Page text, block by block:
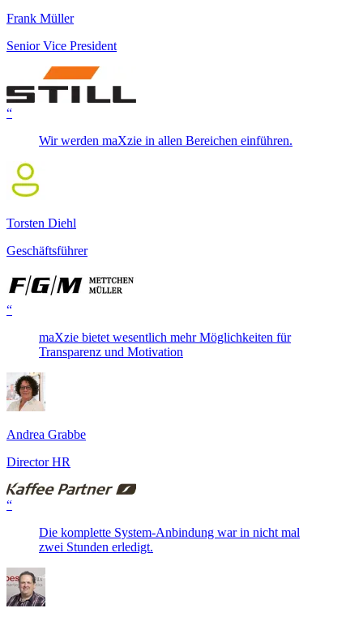
Frank Müller
Senior Vice President
“
Wir werden maXzie in allen Bereichen einführen.
Torsten Diehl
Geschäftsführer
“
maXzie bietet wesentlich mehr Möglichkeiten für
Transparenz und Motivation
Andrea Grabbe
Director HR
“
Die komplette System-Anbindung war in nicht mal
zwei Stunden erledigt.